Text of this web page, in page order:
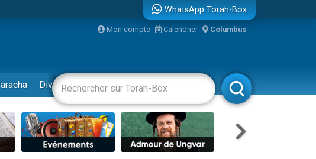
Enfants
insalubre
WhatsApp Torah-Box
Mon compte Calendrier Columbus
Divertissements Livres Rabbanim